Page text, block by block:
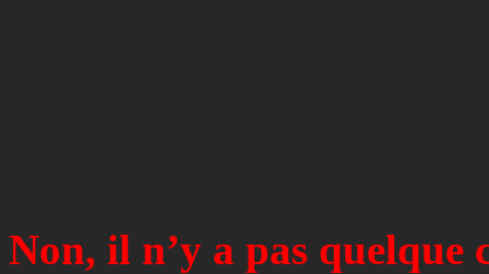
Non, il n’y a pas quelque